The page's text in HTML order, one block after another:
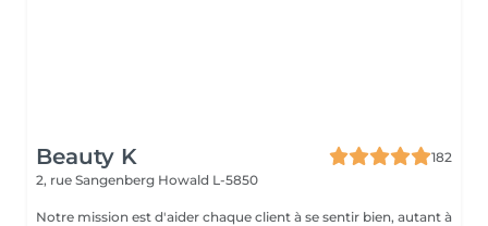
Beauty K
182
2, rue Sangenberg Howald L-5850
Notre mission est d'aider chaque client à se sentir bien, autant à